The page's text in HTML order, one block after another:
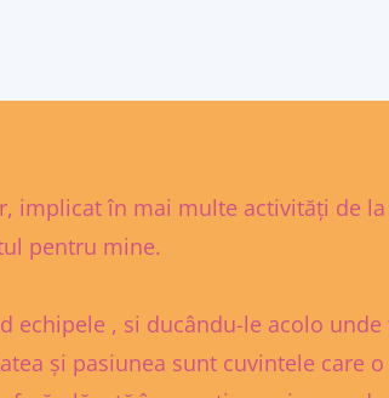
implicat în mai multe activități de
pentru mine.
echipele , si ducându-le acolo
și pasiunea sunt cuvintele care